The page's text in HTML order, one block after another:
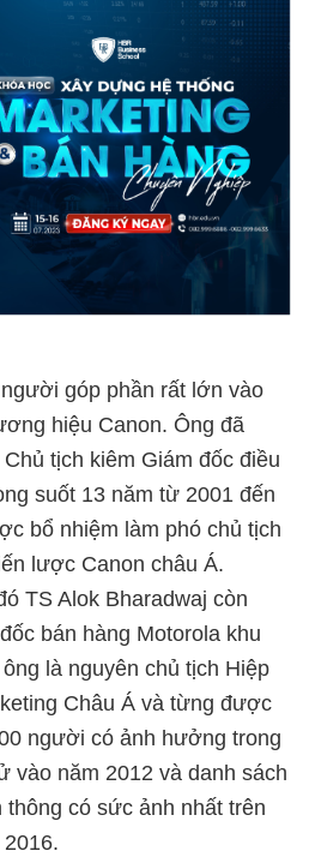
góp phần rất lớn vào
hiệu Canon. Ông đã
tịch kiêm Giám đốc điều
suốt 13 năm từ 2001 đến
bổ nhiệm làm phó chủ tịch
lược Canon châu Á.
TS Alok Bharadwaj còn
bán hàng Motorola khu
là nguyên chủ tịch Hiệp
Châu Á và từng được
người có ảnh hưởng trong
vào năm 2012 và danh sách
thông có sức ảnh nhất trên